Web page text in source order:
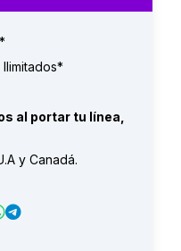
Ilimitados*
al portar tu línea,
y Canadá.